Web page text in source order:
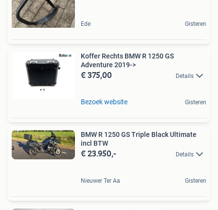
Ede Gisteren
Koffer Rechts BMW R 1250 GS
Adventure 2019->
€ 375,00 Details
Bezoek website Gisteren
BMW R 1250 GS Triple Black Ultimate
incl BTW
€ 23.950,- Details
Nieuwer Ter Aa Gisteren